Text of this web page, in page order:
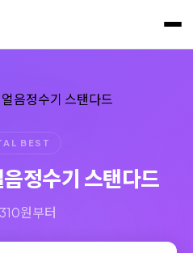
BEST
음정수기 스탠다드
원부터